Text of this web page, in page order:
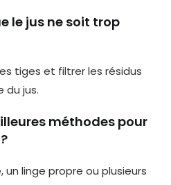
le jus ne soit trop
tiges et filtrer les résidus
du jus.
méthodes pour
un linge propre ou plusieurs